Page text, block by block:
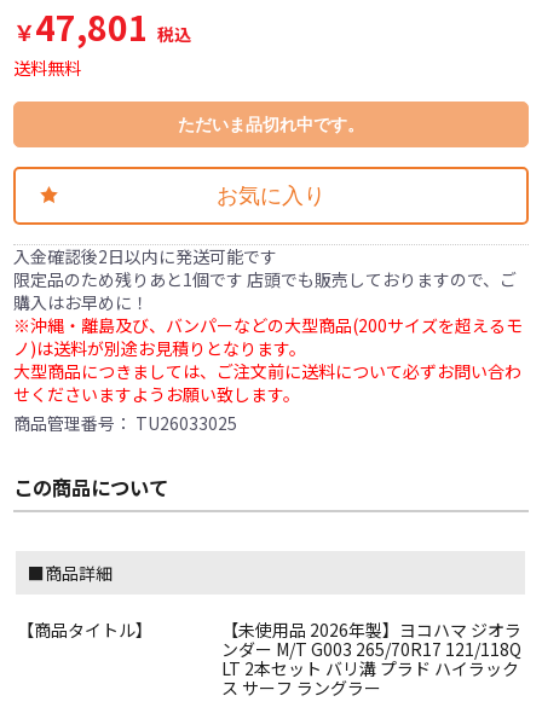
￥47,801 税込
送料無料
ただいま品切れ中です。
お気に入り
入金確認後2日以内に発送可能です
限定品のため残りあと1個です 店頭でも販売しておりますので、ご
購入はお早めに！
※沖縄・離島及び、バンパーなどの大型商品(200サイズを超えるモ
ノ)は送料が別途お見積りとなります。
大型商品につきましては、ご注文前に送料について必ずお問い合わ
せくださいますようお願い致します。
商品管理番号： TU26033025
この商品について
■商品詳細
【商品タイトル】
【未使用品 2026年製】ヨコハマ ジオラ
ンダー M/T G003 265/70R17 121/118Q
LT 2本セット バリ溝 プラド ハイラック
ス サーフ ラングラー